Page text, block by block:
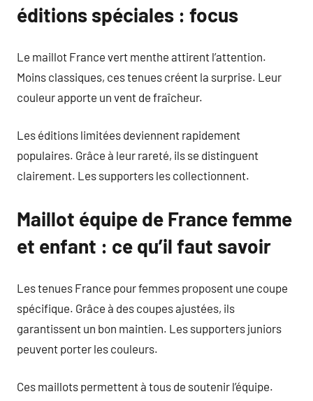
éditions spéciales : focus
Le maillot France vert menthe attirent l’attention.
Moins classiques, ces tenues créent la surprise. Leur
couleur apporte un vent de fraîcheur.
Les éditions limitées deviennent rapidement
populaires. Grâce à leur rareté, ils se distinguent
clairement. Les supporters les collectionnent.
Maillot équipe de France femme
et enfant : ce qu’il faut savoir
Les tenues France pour femmes proposent une coupe
spécifique. Grâce à des coupes ajustées, ils
garantissent un bon maintien. Les supporters juniors
peuvent porter les couleurs.
Ces maillots permettent à tous de soutenir l’équipe.